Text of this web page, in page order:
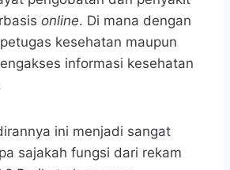
online. Di mana dengan
kesehatan maupun
informasi kesehatan
ini menjadi sangat
sajakah fungsi dari rekam